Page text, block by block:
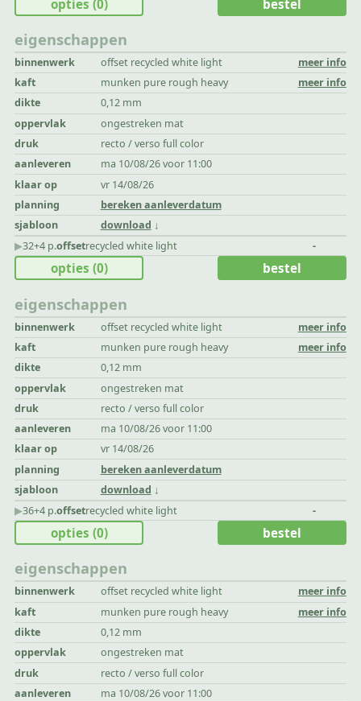
eigenschappen
binnenwerk offset recycled white light
meer info
kaft
munken pure rough heavy
meer info
dikte
0,12 mm
oppervlak
ongestreken mat
druk
recto / verso full color
aanleveren
ma 10/08/26 voor 11:00
klaar op
vr 14/08/26
planning
bereken aanleverdatum
sjabloon
download
opties (0) bestel
▶︎32+4 p.offsetrecycled white light -
eigenschappen
binnenwerk offset recycled white light
meer info
kaft
munken pure rough heavy
meer info
dikte
0,12 mm
oppervlak
ongestreken mat
druk
recto / verso full color
aanleveren
ma 10/08/26 voor 11:00
klaar op
vr 14/08/26
planning
bereken aanleverdatum
sjabloon
download
opties (0) bestel
▶︎36+4 p.offsetrecycled white light -
eigenschappen
binnenwerk offset recycled white light
meer info
kaft
munken pure rough heavy
meer info
dikte
0,12 mm
oppervlak
ongestreken mat
druk
recto / verso full color
aanleveren
ma 10/08/26 voor 11:00
opties (0) bestel